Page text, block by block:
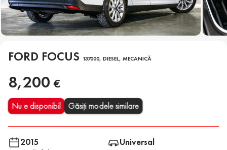
FORD FOCUS 137000, DIESEL, MECANICĂ
8,200 €
Nu e disponibil Găsiți modele similare
2015 Universal